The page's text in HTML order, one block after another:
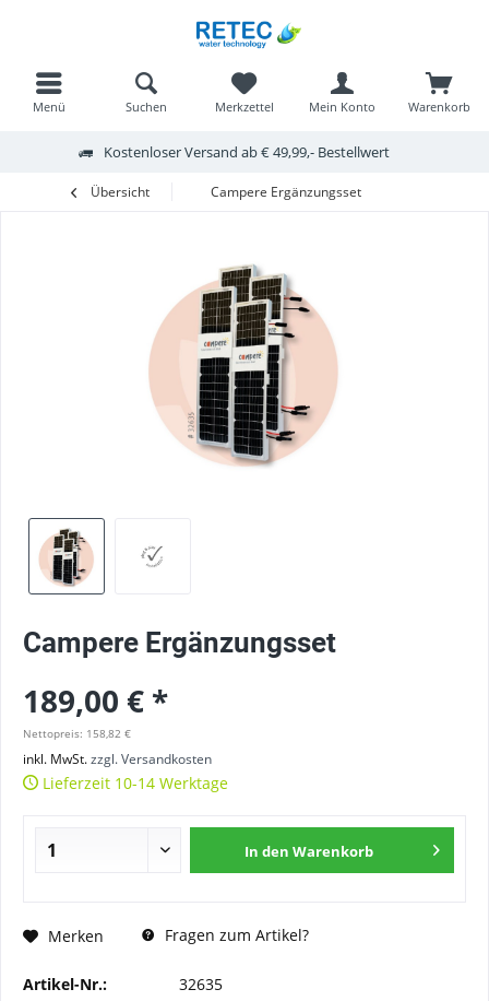
Kostenloser Versand ab € 49,99,- Bestellwert
Menü Warenkorb
Merkzettel Mein Konto
Suchen
Übersicht Campere Ergänzungsset
Campere Ergänzungsset
189,00 € *
Nettopreis: 158,82 €
inkl. MwSt.zzgl. Versandkosten
Lieferzeit 10-14 Werktage
In den Warenkorb
Merken Fragen zum Artikel?
Artikel-Nr.:
32635